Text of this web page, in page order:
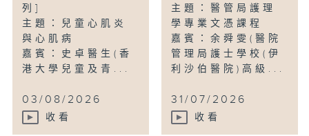
列]
主題：兒童心肌炎
與心肌病
嘉賓：史卓醫生(香
港大學兒童及青...
03/08/2026
收看
主題：醫管局護理
學專業文憑課程
嘉賓：余舜雯(醫院
管理局護士學校(伊
利沙伯醫院)高級...
31/07/2026
收看